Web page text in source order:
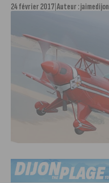
24 février 2017 Auteur :jaimedijon